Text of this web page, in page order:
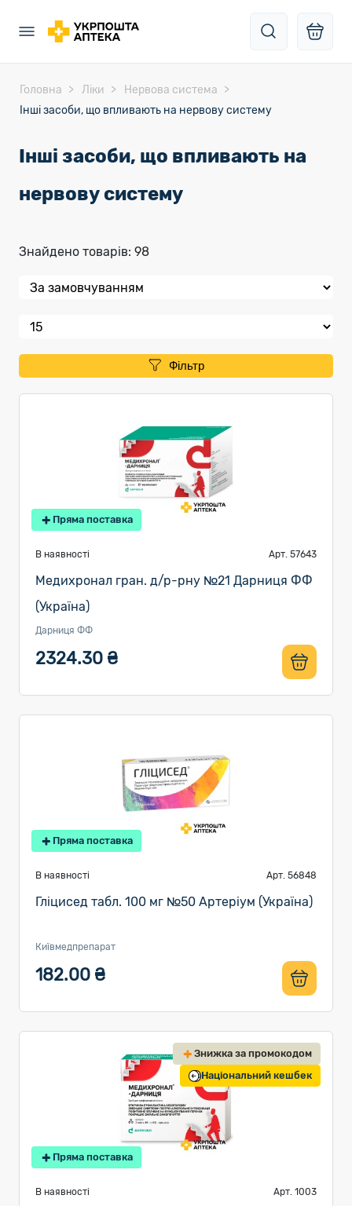
Головна Ліки
Нервова система
Інші засоби, що впливають на нервову систему
Інші засоби, що впливають на
нервову систему
Знайдено товарів: 98
Фільтр
Пряма поставка
В наявності Арт. 57643
Медихронал гран. д/р-рну №21 Дарниця ФФ
(Україна)
Дарниця ФФ
2324.30 ₴
Пряма поставка
В наявності Арт. 56848
Гліцисед табл. 100 мг №50 Артеріум (Україна)
Київмедпрепарат
182.00 ₴
Знижка за промокодом
Національний кешбек
Пряма поставка
В наявності Арт. 1003